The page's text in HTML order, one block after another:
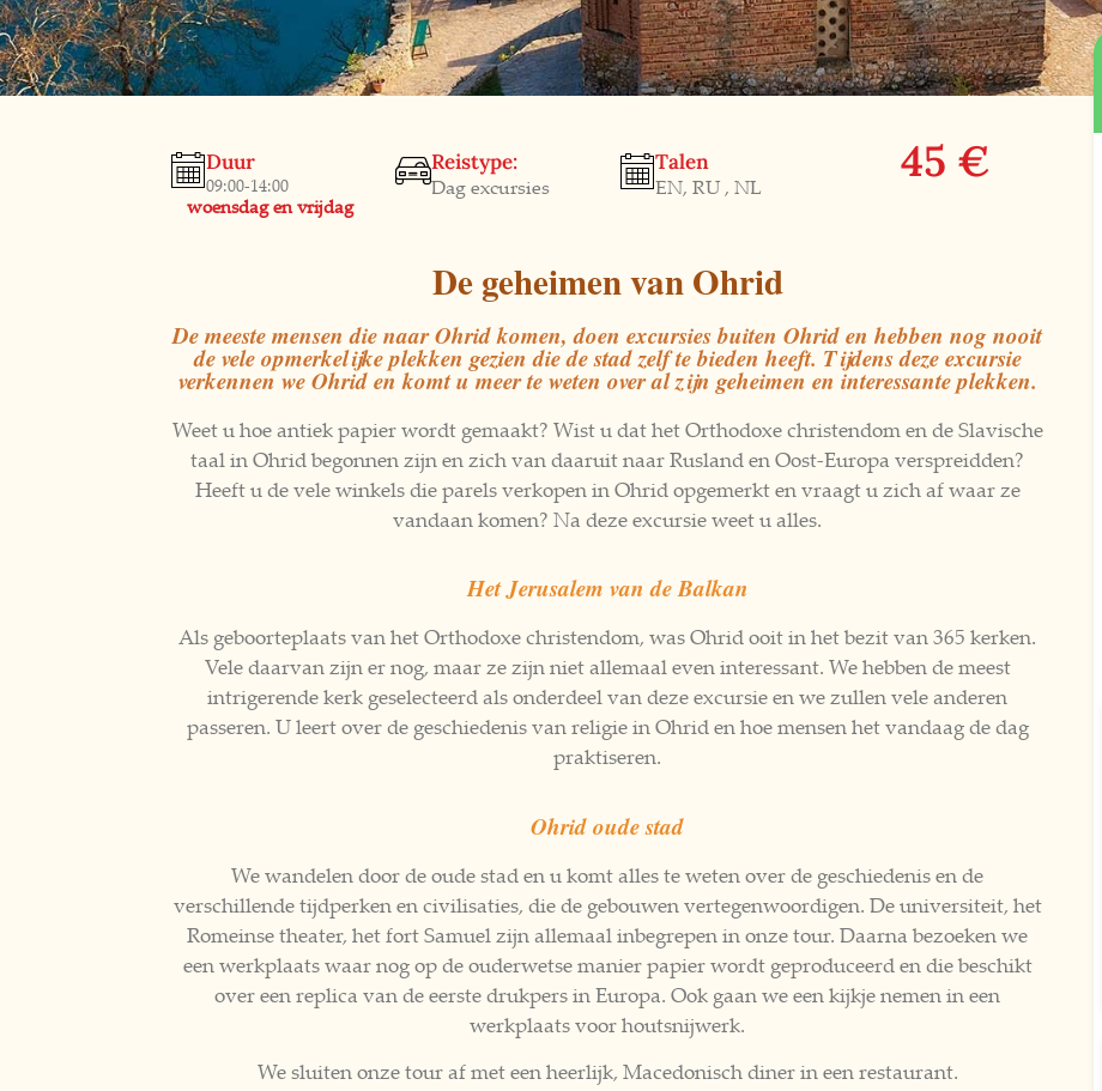
Duur
09:00-14:00
woensdag en vrijdag
Reistype:
Dag excursies
Talen
EN, RU , NL 45 €
De geheimen van Ohrid
De meeste mensen die naar Ohrid komen, doen excursies buiten Ohrid en hebben nog nooit
de vele opmerkelijke plekken gezien die de stad zelf te bieden heeft. Tijdens deze excursie
verkennen we Ohrid en komt u meer te weten over al zijn geheimen en interessante plekken.
Weet u hoe antiek papier wordt gemaakt? Wist u dat het Orthodoxe christendom en de Slavische
taal in Ohrid begonnen zijn en zich van daaruit naar Rusland en Oost-Europa verspreidden?
Heeft u de vele winkels die parels verkopen in Ohrid opgemerkt en vraagt u zich af waar ze
vandaan komen? Na deze excursie weet u alles.
Het Jerusalem van de Balkan
Als geboorteplaats van het Orthodoxe christendom, was Ohrid ooit in het bezit van 365 kerken.
Vele daarvan zijn er nog, maar ze zijn niet allemaal even interessant. We hebben de meest
intrigerende kerk geselecteerd als onderdeel van deze excursie en we zullen vele anderen
passeren. U leert over de geschiedenis van religie in Ohrid en hoe mensen het vandaag de dag
praktiseren.
Ohrid oude stad
We wandelen door de oude stad en u komt alles te weten over de geschiedenis en de
verschillende tijdperken en civilisaties, die de gebouwen vertegenwoordigen. De universiteit, het
Romeinse theater, het fort Samuel zijn allemaal inbegrepen in onze tour. Daarna bezoeken we
een werkplaats waar nog op de ouderwetse manier papier wordt geproduceerd en die beschikt
over een replica van de eerste drukpers in Europa. Ook gaan we een kijkje nemen in een
werkplaats voor houtsnijwerk.
We sluiten onze tour af met een heerlijk, Macedonisch diner in een restaurant.